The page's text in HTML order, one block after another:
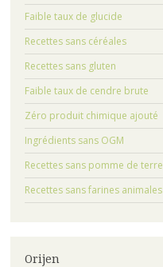
Faible taux de glucide
Recettes sans céréales
Recettes sans gluten
Faible taux de cendre brute
Zéro produit chimique ajouté
Ingrédients sans OGM
Recettes sans pomme de terre
Recettes sans farines animales
Orijen